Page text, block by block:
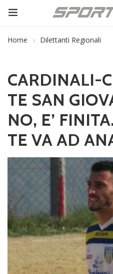
Home Dilettanti Regionali
CARDINALI-
TE SAN
NO, E’
TE VA AD